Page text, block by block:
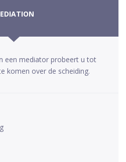
een mediator probeert u tot
komen over de scheiding.